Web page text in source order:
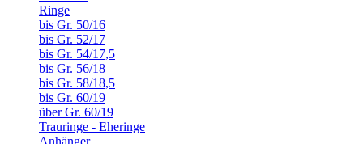
Ringe
bis Gr. 50/16
bis Gr. 52/17
bis Gr. 54/17,5
bis Gr. 56/18
bis Gr. 58/18,5
bis Gr. 60/19
über Gr. 60/19
Trauringe - Eheringe